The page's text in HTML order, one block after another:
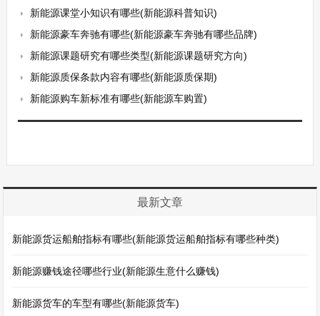
新能源课堂小知识有哪些(新能源科普知识)
新能源豪车奔驰有哪些(新能源豪车奔驰有哪些品牌)
新能源课题研究有哪些类型(新能源课题研究方向)
新能源质保条款内容有哪些(新能源质保期)
新能源购车新标准有哪些(新能源车购置)
最新文章
新能源货运船舶指标有哪些(新能源货运船舶指标有哪些种类)
新能源赚钱途径哪些行业(新能源生意什么赚钱)
新能源货车的车型有哪些(新能源货车)